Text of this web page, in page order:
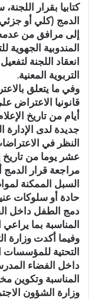
كتابيا بقرار
الدمج (كلي أو جزئي
إلى مرافق من عدمه.
المندوبية
انعقاد اللجنة
التربوية المعنية.
وفي ما يتعلق
قانونيا
أيام من تاريخ
جديدة لدى الإدارة
النظر في
عشر يوما من تاريخ
مراجعة قرار الدمج
السبل الممكنة
حادة أو سلوكات
دمج الطفل داخل
المناسبة بما
وفيما أكدت وزارة
التحتية للمؤسسات
داخل الفضاء
المناسبة وتكوين
وزارة الشؤون